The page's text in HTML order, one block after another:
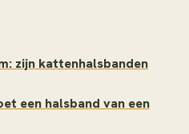
zijn kattenhalsbanden
een halsband van een